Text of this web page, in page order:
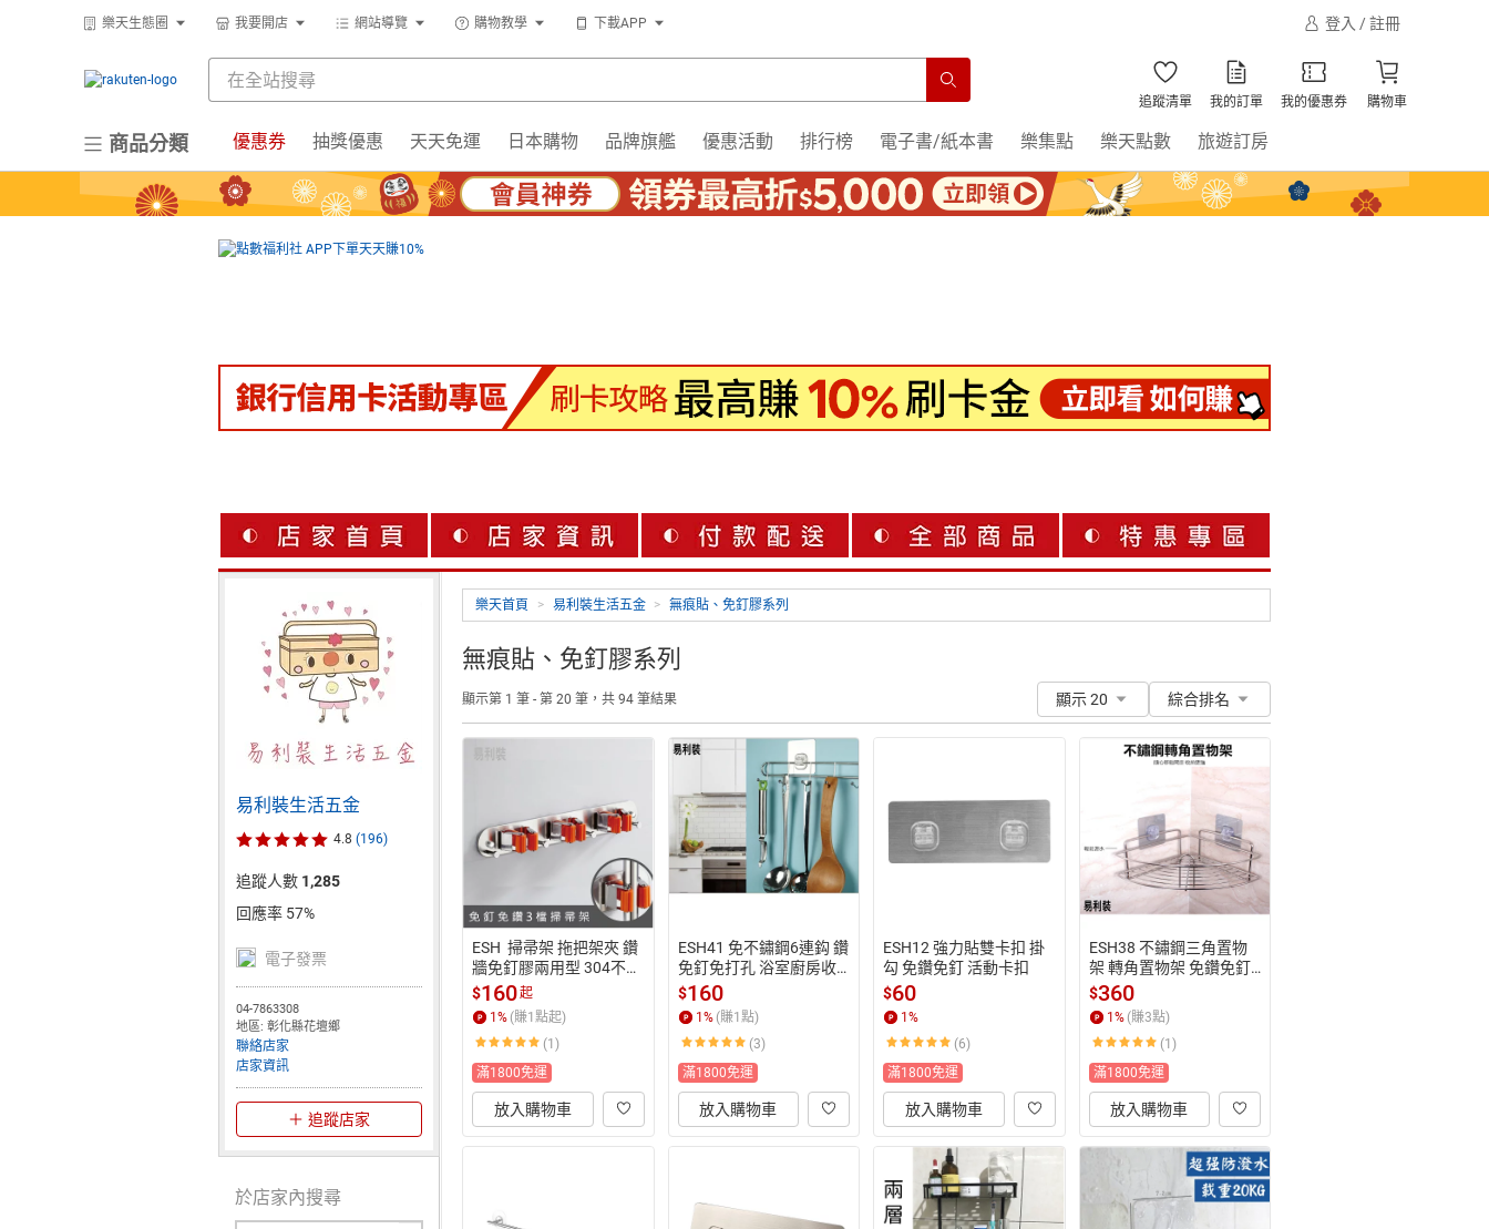
樂天生態圈 我要開店 網站導覽 購物教學 下載APP 登入 / 註冊
追蹤清單 我的訂單 我的優惠券 購物車
商品分類 優惠券 抽獎優惠 天天免運 日本購物 品牌旗艦 優惠活動 排行榜 電子書/紙本書 樂集點 樂天點數 旅遊訂房
樂天首頁 > 易利裝生活五金 > 無痕貼、免釘膠系列
無痕貼、免釘膠系列
顯示第 1 筆 - 第 20 筆，共 94 筆結果 顯示 20 綜合排名
ESH  掃帚架 拖把架夾 鑽
牆免釘膠兩用型 304不銹
鋼超堅固不生銹
$160起
1% (賺1點起)
(1)
滿1800免運
放入購物車
ESH41 免不鏽鋼6連鈎 鑽
免釘免打孔 浴室廚房收
納
$160
1% (賺1點)
(3)
滿1800免運
放入購物車
ESH12 強力貼雙卡扣 掛
勾 免鑽免釘 活動卡扣
$60
1%
(6)
滿1800免運
放入購物車
ESH38 不鏽鋼三角置物
架 轉角置物架 免鑽免釘
魔力貼 免打孔 浴室廚房
收納
$360
1% (賺3點)
(1)
滿1800免運
放入購物車
易利裝生活五金
4.8 (196)
追蹤人數 1,285
回應率 57%
電子發票
04-7863308
地區: 彰化縣花壇鄉
聯絡店家
店家資訊
追蹤店家
於店家內搜尋